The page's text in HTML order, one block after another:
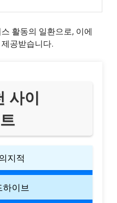
활동의 일환으로, 이에
공받습니다.
사이
트
지적
하이브